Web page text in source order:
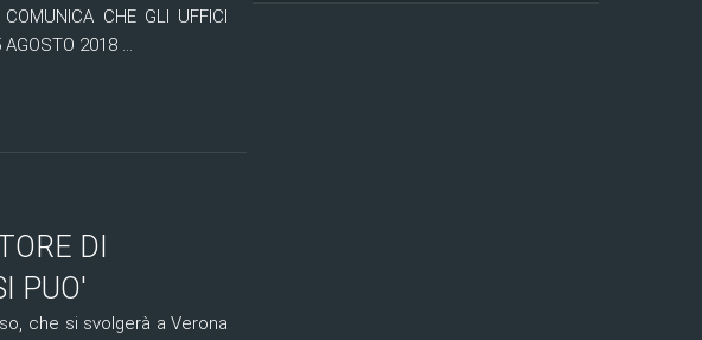
COMUNICA CHE GLI UFFICI
AGOSTO 2018 ...
DI
PUO'
che si svolgerà a Verona